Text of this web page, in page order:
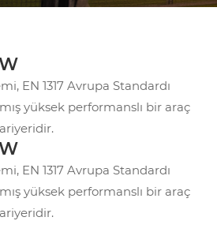
EN 1317 Avrupa Standardı
yüksek performanslı bir araç
EN 1317 Avrupa Standardı
yüksek performanslı bir araç